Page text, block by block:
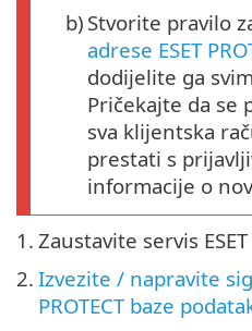
b) Stvorite pravilo
adrese ESET
dodijelite ga
Pričekajte da se
sva klijentska
prestati s
informacije o
1. Zaustavite servis ESET
2. Izvezite / napravite
PROTECT baze